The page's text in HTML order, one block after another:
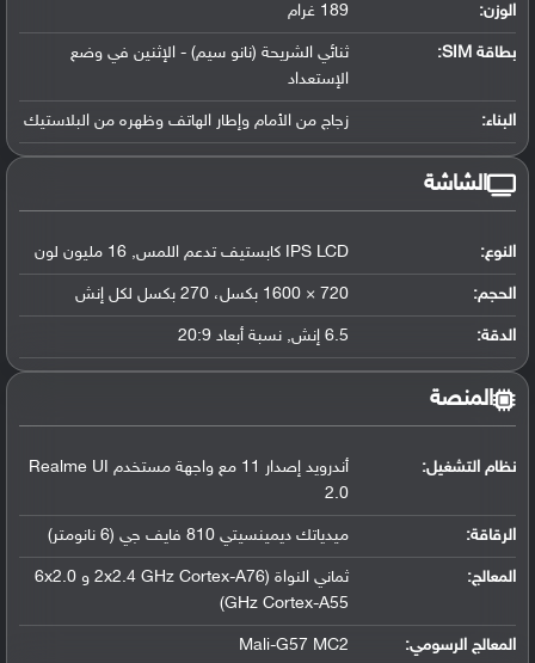
الوزن: 189 غرام
بطاقة SIM:
ثنائي الشريحة (نانو سيم) - الإثنين في وضع
الإستعداد
البناء: زجاج من الأمام وإطار الهاتف وظهره من البلاستيك
الشاشة
النوع: IPS LCD كابستيف تدعم اللمس, 16 مليون لون
الحجم: 720 × 1600 بكسل، 270 بكسل لكل إنش
الدقة: 6.5 إنش, نسبة أبعاد 20:9
المنصة
نظام التشغيل:
أندرويد إصدار 11 مع واجهة مستخدم Realme UI
2.0
الرقاقة: ميدياتك ديمينسيتي 810 فايف جي (6 نانومتر)
المعالج:
ثماني النواة (2x2.4 GHz Cortex-A76 و 6x2.0
GHz Cortex-A55)
المعالج الرسومي:
Mali-G57 MC2